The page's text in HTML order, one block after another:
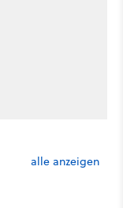
alle anzeigen